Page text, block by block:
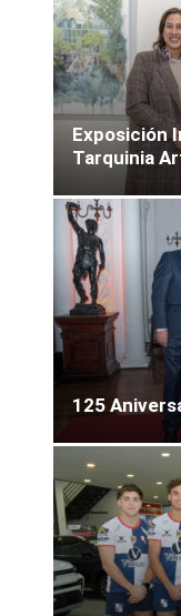
Exposición
Tarquinia
125